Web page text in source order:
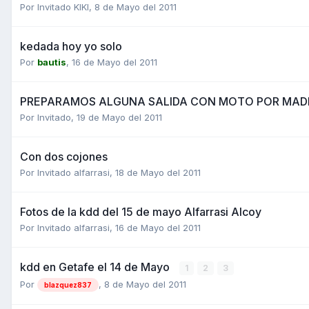
Por Invitado KIKI, 8 de Mayo del 2011
kedada hoy yo solo
Por bautis, 16 de Mayo del 2011
PREPARAMOS ALGUNA SALIDA CON MOTO POR
Por Invitado, 19 de Mayo del 2011
Con dos cojones
Por Invitado alfarrasi, 18 de Mayo del 2011
Fotos de la kdd del 15 de mayo Alfarrasi Alcoy
Por Invitado alfarrasi, 16 de Mayo del 2011
kdd en Getafe el 14 de Mayo 1 2 3
Por blazquez837 , 8 de Mayo del 2011